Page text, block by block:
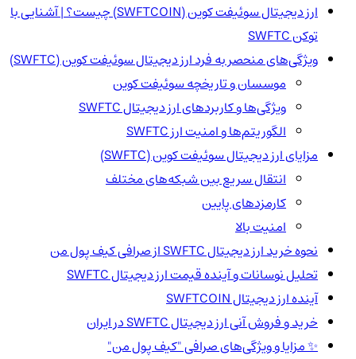
ارز دیجیتال سوئیفت کوین (SWFTCOIN) چیست؟ | آشنایی با
توکن SWFTC
ویژگی‌های منحصر به فرد ارز دیجیتال سوئیفت کوین (SWFTC)
موسسان و تاریخچه سوئیفت کوین
ویژگی‌ها و کاربردهای ارز دیجیتال SWFTC
الگوریتم‌ها و امنیت ارز SWFTC
مزایای ارز دیجیتال سوئیفت کوین (SWFTC)
انتقال سریع بین شبکه‌های مختلف
کارمزدهای پایین
امنیت بالا
نحوه خرید ارز دیجیتال SWFTC از صرافی کیف پول من
تحلیل نوسانات و آینده قیمت ارز دیجیتال SWFTC
آینده ارز دیجیتال SWFTCOIN
خرید و فروش آنی ارز دیجیتال SWFTC در ایران
✨ مزایا و ویژگی‌های صرافی "کیف پول من"